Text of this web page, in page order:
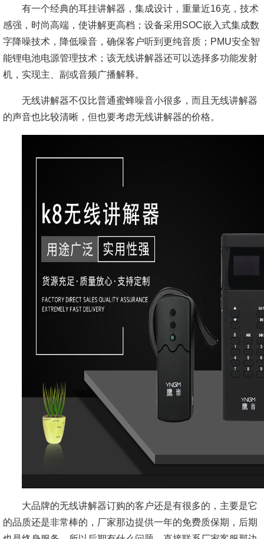
有一个经典的耳挂讲解器，集成设计，重量近16克，技术
感强，时尚高端，使讲解更高档；设备采用SOC嵌入式集成数
字降噪技术，降低噪音，确保客户听到更纯音质；PMU安全智
能锂电池电源管理技术；该无线讲解器还可以选择多功能发射
机，实现主、副或音频广播解释。
无线讲解器不仅比普通蜜蜂噪音小很多，而且无线讲解器
的声音也比较清晰，但也要考虑无线讲解器的价格。
大品牌的无线讲解器订购的客户还是有很多的，主要是它
的品质还是非常棒的，厂家那边提供一年的免费质保期，后期